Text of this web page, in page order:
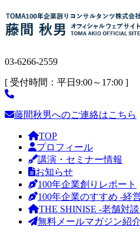
03-6266-2559
[ 受付時間：平日9:00～17:00 ]
藤間秋男へのご連絡はこちら
TOP
プロフィール
講演・セミナー情報
お知らせ
100年企業創りレポート
100年企業のすすめ -経
THE SHINISE -老舗対
無料メールマガジン紹介